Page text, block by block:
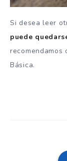
Si desea leer
puede
recomendamos
Básica.